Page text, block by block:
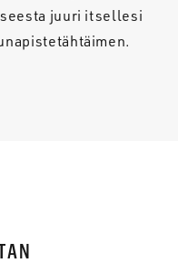
juuri itsellesi